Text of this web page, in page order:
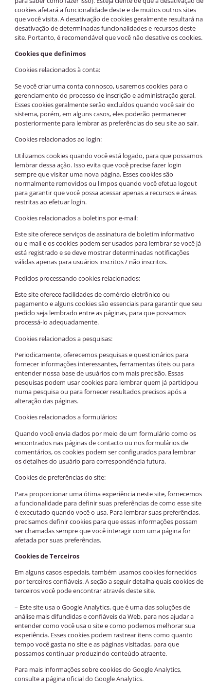
cookies afetará a funcionalidade deste e de muitos outros sites
que você visita. A desativação de cookies geralmente resultará na
desativação de determinadas funcionalidades e recursos deste
site. Portanto, é recomendável que você não desative os cookies.
Cookies que definimos
Cookies relacionados à conta:
Se você criar uma conta connosco, usaremos cookies para o
gerenciamento do processo de inscrição e administração geral.
Esses cookies geralmente serão excluídos quando você sair do
sistema, porém, em alguns casos, eles poderão permanecer
posteriormente para lembrar as preferências do seu site ao sair.
Cookies relacionados ao login:
Utilizamos cookies quando você está logado, para que possamos
lembrar dessa ação. Isso evita que você precise fazer login
sempre que visitar uma nova página. Esses cookies são
normalmente removidos ou limpos quando você efetua logout
para garantir que você possa acessar apenas a recursos e áreas
restritas ao efetuar login.
Cookies relacionados a boletins por e-mail:
Este site oferece serviços de assinatura de boletim informativo
ou e-mail e os cookies podem ser usados para lembrar se você já
está registrado e se deve mostrar determinadas notificações
válidas apenas para usuários inscritos / não inscritos.
Pedidos processando cookies relacionados:
Este site oferece facilidades de comércio eletrônico ou
pagamento e alguns cookies são essenciais para garantir que seu
pedido seja lembrado entre as páginas, para que possamos
processá-lo adequadamente.
Cookies relacionados a pesquisas:
Periodicamente, oferecemos pesquisas e questionários para
fornecer informações interessantes, ferramentas úteis ou para
entender nossa base de usuários com mais precisão. Essas
pesquisas podem usar cookies para lembrar quem já participou
numa pesquisa ou para fornecer resultados precisos após a
alteração das páginas.
Cookies relacionados a formulários:
Quando você envia dados por meio de um formulário como os
encontrados nas páginas de contacto ou nos formulários de
comentários, os cookies podem ser configurados para lembrar
os detalhes do usuário para correspondência futura.
Cookies de preferências do site:
Para proporcionar uma ótima experiência neste site, fornecemos
a funcionalidade para definir suas preferências de como esse site
é executado quando você o usa. Para lembrar suas preferências,
precisamos definir cookies para que essas informações possam
ser chamadas sempre que você interagir com uma página for
afetada por suas preferências.
Cookies de Terceiros
Em alguns casos especiais, também usamos cookies fornecidos
por terceiros confiáveis. A seção a seguir detalha quais cookies de
terceiros você pode encontrar através deste site.
– Este site usa o Google Analytics, que é uma das soluções de
análise mais difundidas e confiáveis da Web, para nos ajudar a
entender como você usa o site e como podemos melhorar sua
experiência. Esses cookies podem rastrear itens como quanto
tempo você gasta no site e as páginas visitadas, para que
possamos continuar produzindo conteúdo atraente.
Para mais informações sobre cookies do Google Analytics,
consulte a página oficial do Google Analytics.